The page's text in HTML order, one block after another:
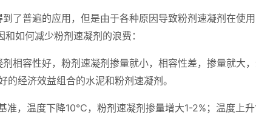
了普遍的应用，但是由于各种原因导致粉剂速凝剂在使
如何减少粉剂速凝剂的浪费：
相容性好，粉剂速凝剂掺量就小，相容性差，掺量就大
经济效益组合的水泥和粉剂速凝剂。
，温度下降10℃，粉剂速凝剂掺量增大1-2%；温度上